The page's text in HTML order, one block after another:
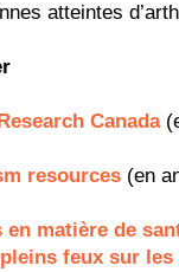
atteintes
Canada
resources (en
en matière de
feux sur les